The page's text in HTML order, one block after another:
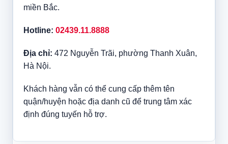
miền Bắc.
Hotline: 02439.11.8888
Địa chỉ: 472 Nguyễn Trãi, phường Thanh Xuân,
Hà Nội.
Khách hàng vẫn có thể cung cấp thêm tên
quận/huyện hoặc địa danh cũ để trung tâm xác
định đúng tuyến hỗ trợ.